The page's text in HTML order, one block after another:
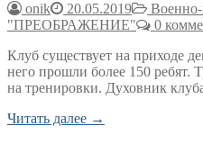
onik 20.05.2019
Военно-
"ПРЕОБРАЖЕНИЕ"
0
Клуб существует на приходе
него прошли более 150 ребят.
на тренировки. Духовник
Читать далее →